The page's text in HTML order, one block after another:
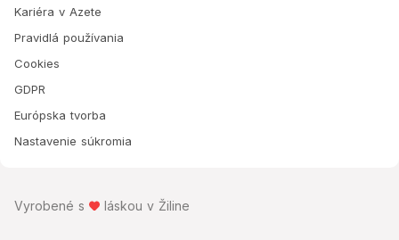
Kariéra v Azete
Pravidlá používania
Cookies
GDPR
Európska tvorba
Nastavenie súkromia
Vyrobené s láskou v Žiline